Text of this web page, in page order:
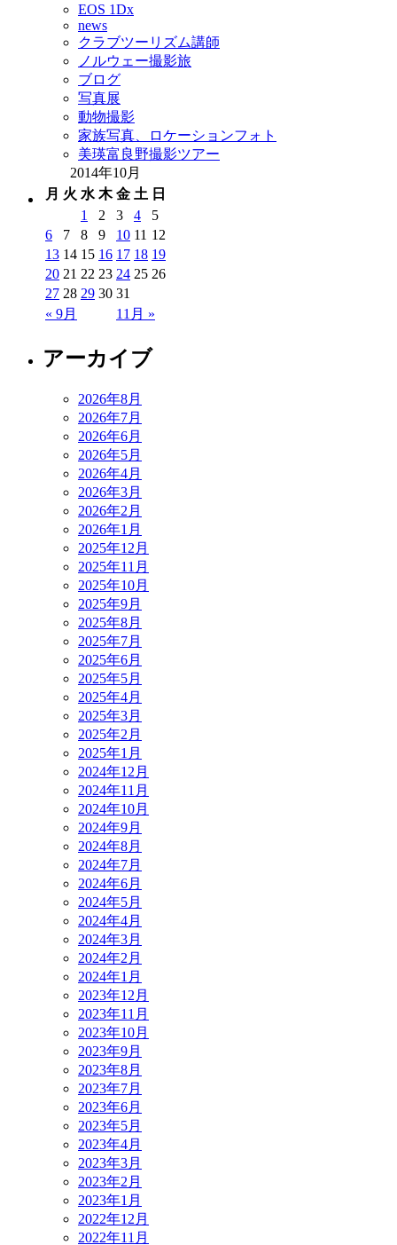
EOS 1Dx
news
クラブツーリズム講師
ノルウェー撮影旅
ブログ
写真展
動物撮影
家族写真、ロケーションフォト
美瑛富良野撮影ツアー
2014年10月
月 火 水 木 金 土 日
« 9月 11月 »
1 2 3 4
5
6
7 8 9 10 11 12
13 14 15 16 17 18 19
20 21 22 23 24 25 26
27 28 29 30 31
アーカイブ
2026年8月
2026年7月
2026年6月
2026年5月
2026年4月
2026年3月
2026年2月
2026年1月
2025年12月
2025年11月
2025年10月
2025年9月
2025年8月
2025年7月
2025年6月
2025年5月
2025年4月
2025年3月
2025年2月
2025年1月
2024年12月
2024年11月
2024年10月
2024年9月
2024年8月
2024年7月
2024年6月
2024年5月
2024年4月
2024年3月
2024年2月
2024年1月
2023年12月
2023年11月
2023年10月
2023年9月
2023年8月
2023年7月
2023年6月
2023年5月
2023年4月
2023年3月
2023年2月
2023年1月
2022年12月
2022年11月